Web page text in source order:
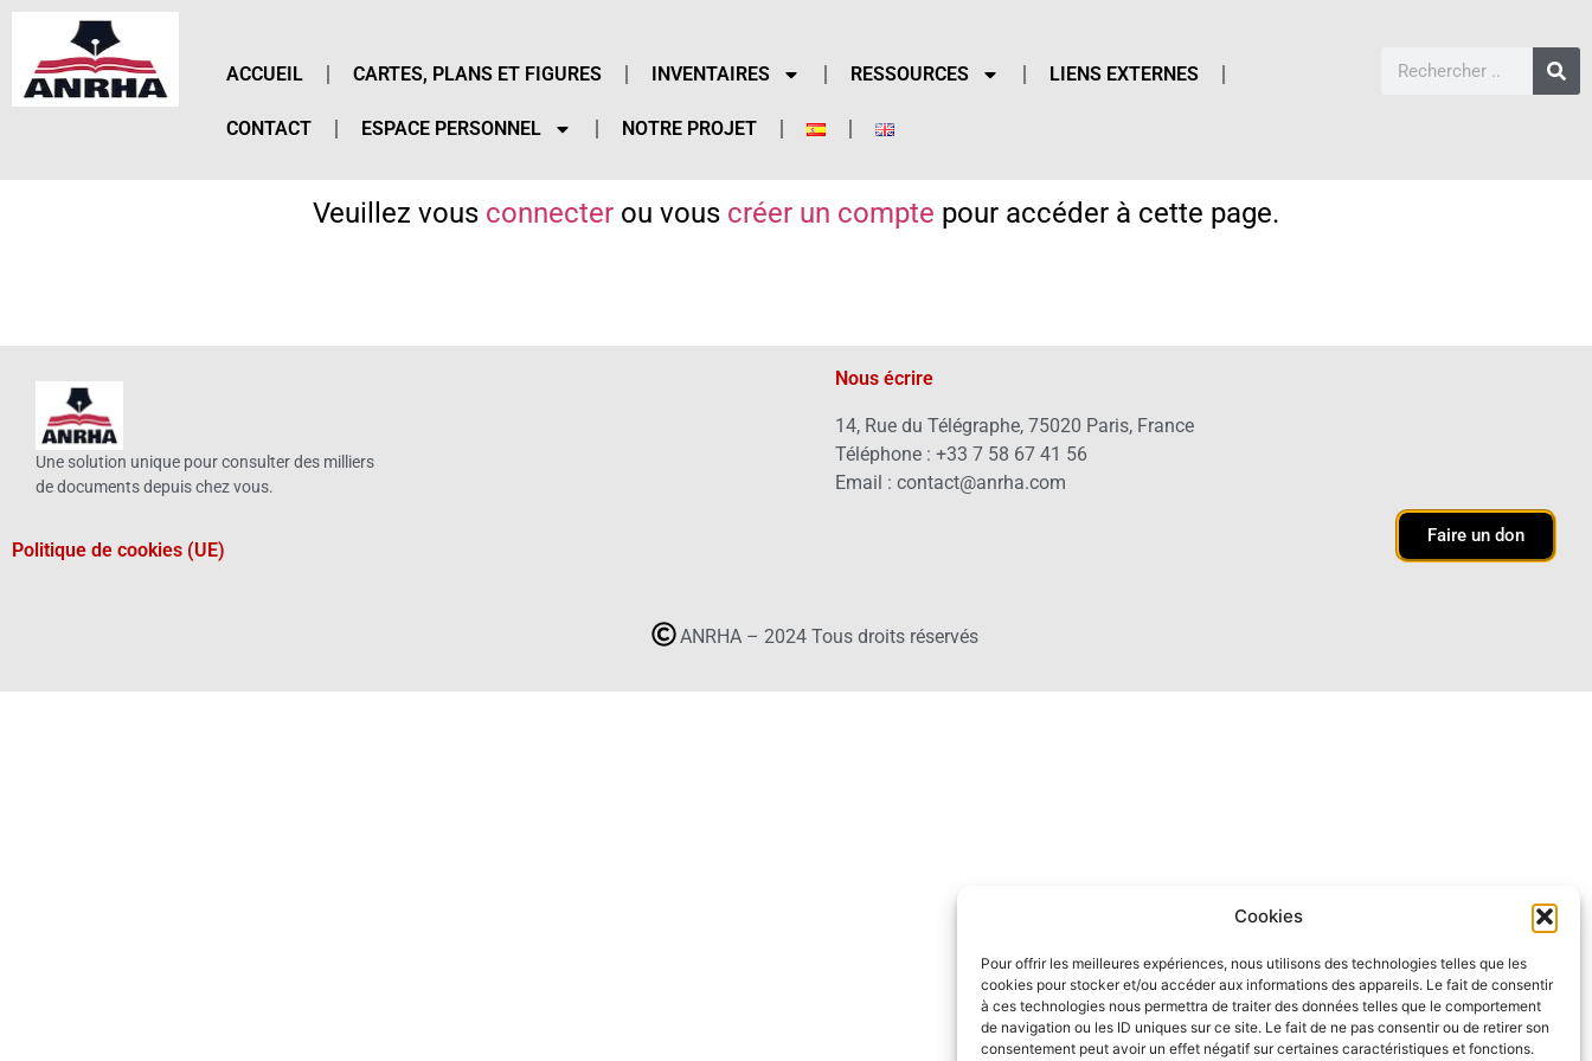
Cookies
Pour offrir les meilleures expériences, nous utilisons des technologies telles que les
cookies pour stocker et/ou accéder aux informations des appareils. Le fait de consentir
à ces technologies nous permettra de traiter des données telles que le comportement
de navigation ou les ID uniques sur ce site. Le fait de ne pas consentir ou de retirer son
consentement peut avoir un effet négatif sur certaines caractéristiques et fonctions.
ACCUEIL CARTES, PLANS ET FIGURES INVENTAIRES RESSOURCES LIENS EXTERNES
CONTACT ESPACE PERSONNEL NOTRE PROJET
Veuillez vous connecter ou vous créer un compte pour accéder à cette page.
Une solution unique pour consulter des milliers
de documents depuis chez vous.
Politique de cookies (UE)
Nous écrire
14, Rue du Télégraphe, 75020 Paris, France
Téléphone : +33 7 58 67 41 56
Email : contact@anrha.com
Faire un don
ANRHA – 2024 Tous droits réservés